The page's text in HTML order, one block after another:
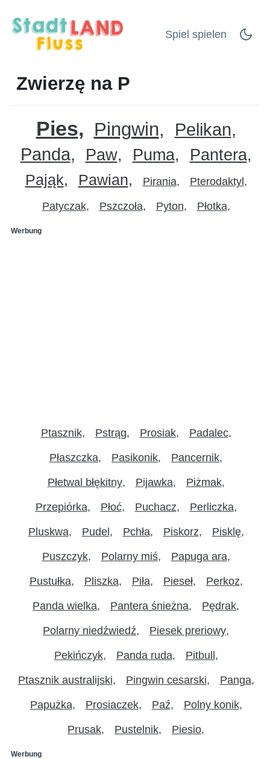
Spiel spielen
Zwierzę na P
Pies Pingwin
Pelikan
Panda
Paw Puma Pantera
Pająk Pawian Pirania Pterodaktyl
Patyczak Pszczoła Pyton Płotka
Werbung
Ptasznik Pstrąg Prosiak Padalec
Płaszczka Pasikonik Pancernik
Płetwal błękitny Pijawka Piżmak
Przepiórka Płoć Puchacz Perliczka
Pluskwa Pudel Pchła Piskorz Pisklę
Puszczyk Polarny miś Papuga ara
Pustułka Pliszka Piła Pieseł Perkoz
Panda wielka Pantera śnieżna Pędrak
Polarny niedźwiedź Piesek preriowy
Pekińczyk Panda ruda Pitbull
Ptasznik australijski Pingwin cesarski Panga
Papużka Prosiaczek Paź Polny konik
Prusak Pustelnik Piesio
Werbung